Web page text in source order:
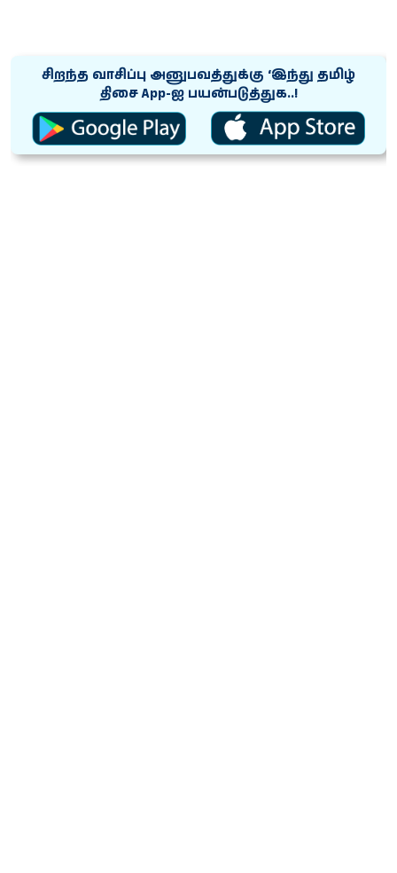
சிறந்த வாசிப்பு அனுபவத்துக்கு ‘இந்து தமிழ்
திசை App-ஐ பயன்படுத்துக..!